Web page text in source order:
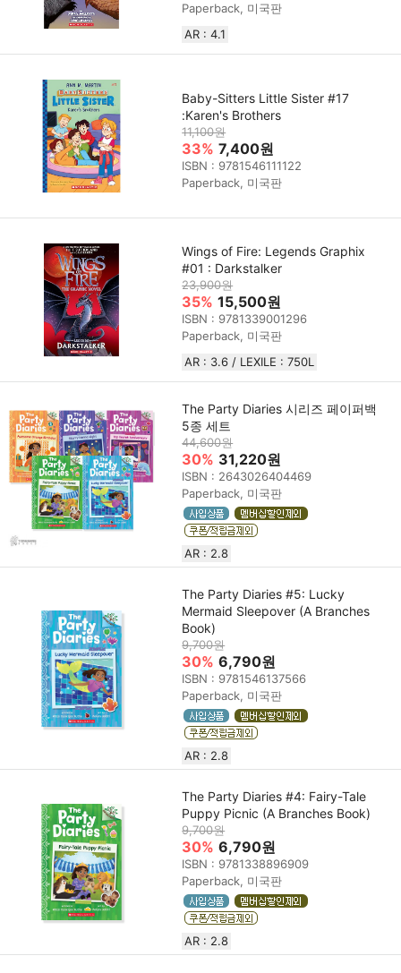
Paperback, 미국판
AR : 4.1
Baby-Sitters Little Sister #17
:Karen's Brothers
11,100원
33% 7,400원
ISBN : 9781546111122
Paperback, 미국판
Wings of Fire: Legends Graphix
#01 : Darkstalker
23,900원
35% 15,500원
ISBN : 9781339001296
Paperback, 미국판
AR : 3.6 / LEXILE : 750L
The Party Diaries 시리즈 페이퍼백
5종 세트
44,600원
30% 31,220원
ISBN : 2643026404469
Paperback, 미국판
AR : 2.8
The Party Diaries #5: Lucky
Mermaid Sleepover (A Branches
Book)
9,700원
30% 6,790원
ISBN : 9781546137566
Paperback, 미국판
AR : 2.8
The Party Diaries #4: Fairy-Tale
Puppy Picnic (A Branches Book)
9,700원
30% 6,790원
ISBN : 9781338896909
Paperback, 미국판
AR : 2.8